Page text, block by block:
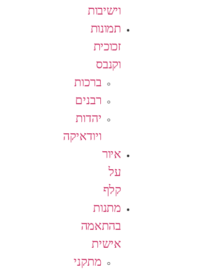
וישיבות
תמונות
זכוכית
וקנבס
ברכות
רבנים
יהדות
ויודאיקה
איור
על
קלף
מתנות
בהתאמה
אישית
מתקני